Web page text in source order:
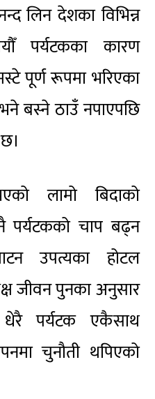
लिन देशका विभिन्न
पर्यटकका कारण
पूर्ण रूपमा भरिएका
बस्ने ठाउँ नपाएपछि
लामो बिदाको
पर्यटकको चाप बढ्न
उपत्यका होटल
जीवन पुनका अनुसार
धेरै पर्यटक एकैसाथ
चुनौती थपिएको